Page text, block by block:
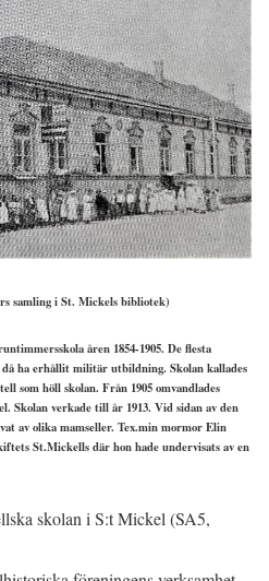
samling i St. Mickels bibliotek)
åren 1854-1905. De flesta
ha erhållit militär utbildning. Skolan kallades
som höll skolan. Från 1905 omvandlades
Skolan verkade till år 1913. Vid sidan av den
av olika mamseller. Tex.min mormor Elin
St.Mickells där hon hade undervisats av en
skolan i S:t Mickel (SA5,